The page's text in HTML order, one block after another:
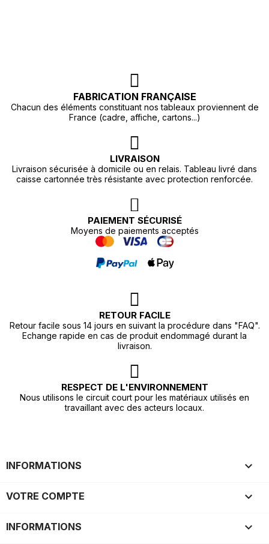
FABRICATION FRANÇAISE
Chacun des éléments constituant nos tableaux proviennent de
France (cadre, affiche, cartons...)
LIVRAISON
Livraison sécurisée à domicile ou en relais. Tableau livré dans
caisse cartonnée très résistante avec protection renforcée.
PAIEMENT SÉCURISÉ
Moyens de paiements acceptés
RETOUR FACILE
Retour facile sous 14 jours en suivant la procédure dans "FAQ".
Echange rapide en cas de produit endommagé durant la
livraison.
RESPECT DE L'ENVIRONNEMENT
Nous utilisons le circuit court pour les matériaux utilisés en
travaillant avec des acteurs locaux.
INFORMATIONS 
VOTRE COMPTE 
INFORMATIONS keyboard_arrow_down